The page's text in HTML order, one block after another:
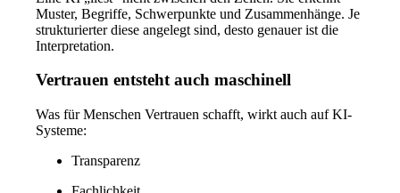
Muster, Begriffe, Schwerpunkte und Zusammenhänge. Je
strukturierter diese angelegt sind, desto genauer ist die
Interpretation.
Vertrauen entsteht auch maschinell
Was für Menschen Vertrauen schafft, wirkt auch auf KI-
Systeme:
Transparenz